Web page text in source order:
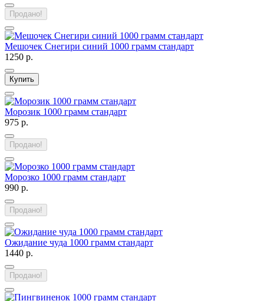
Продано!
Мешочек Снегири синий 1000 грамм стандарт
1250 р.
Купить
Морозик 1000 грамм стандарт
975 р.
Продано!
Морозко 1000 грамм стандарт
990 р.
Продано!
Ожидание чуда 1000 грамм стандарт
1440 р.
Продано!